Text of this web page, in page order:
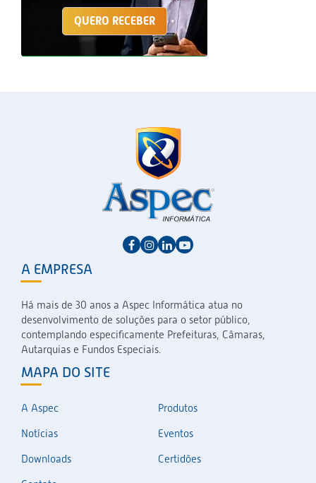
QUERO RECEBER
A EMPRESA
Há mais de 30 anos a Aspec Informática atua no
desenvolvimento de soluções para o setor público,
contemplando especificamente Prefeituras, Câmaras,
Autarquias e Fundos Especiais.
MAPA DO SITE
A Aspec
Produtos
Notícias
Eventos
Downloads
Certidões